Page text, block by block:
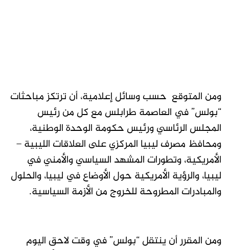
ومن المتوقع حسب وسائل إعلامية، أن ترتكز مباحثات
“بولس” في العاصمة طرابلس مع كل من رئيس
المجلس الرئاسي ورئيس حكومة الوحدة الوطنية،
ومحافظ مصرف ليبيا المركزي على العلاقات الليبية –
الأمريكية، وتطورات المشهد السياسي والأمني في
ليبيا، والرؤية الأمريكية حول الأوضاع في ليبيا، والحلول
والمبادرات المطروحة للخروج من الأزمة السياسية.
ومن المقرر أن ينتقل “بولس” في وقت لاحق اليوم